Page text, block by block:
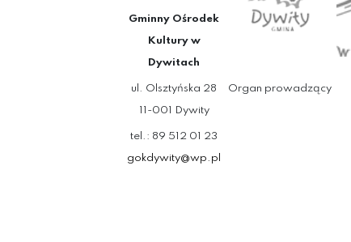
Gminny Ośrodek
Kultury w
Dywitach
ul. Olsztyńska 28
11-001 Dywity
tel.: 89 512 01 23
gokdywity@wp.pl
Organ prowadzący